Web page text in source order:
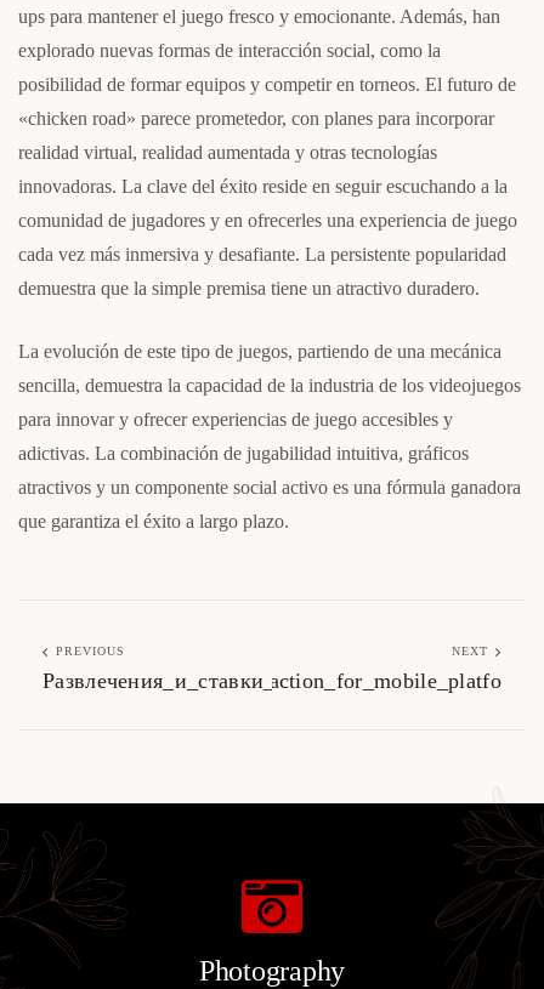
ups para mantener el juego fresco y emocionante. Además, han
explorado nuevas formas de interacción social, como la
posibilidad de formar equipos y competir en torneos. El futuro de
«chicken road» parece prometedor, con planes para incorporar
realidad virtual, realidad aumentada y otras tecnologías
innovadoras. La clave del éxito reside en seguir escuchando a la
comunidad de jugadores y en ofrecerles una experiencia de juego
cada vez más inmersiva y desafiante. La persistente popularidad
demuestra que la simple premisa tiene un atractivo duradero.
La evolución de este tipo de juegos, partiendo de una mecánica
sencilla, demuestra la capacidad de la industria de los videojuegos
para innovar y ofrecer experiencias de juego accesibles y
adictivas. La combinación de jugabilidad intuitiva, gráficos
atractivos y un componente social activo es una fórmula ganadora
que garantiza el éxito a largo plazo.
PREVIOUS
Развлечения_и_ставки_рядом_с_олимп_казино_о
NEXT
Photography